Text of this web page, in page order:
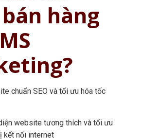
hàng
chuẩn SEO và tối ưu hóa tốc
website tương thích và tối ưu
kết nối internet